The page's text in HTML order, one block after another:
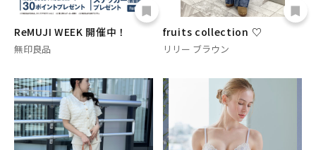
ReMUJI WEEK 開催中！
無印良品
fruits collection ♡
リリー ブラウン